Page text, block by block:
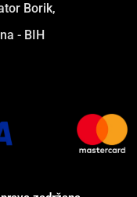
Borik,
- BIH